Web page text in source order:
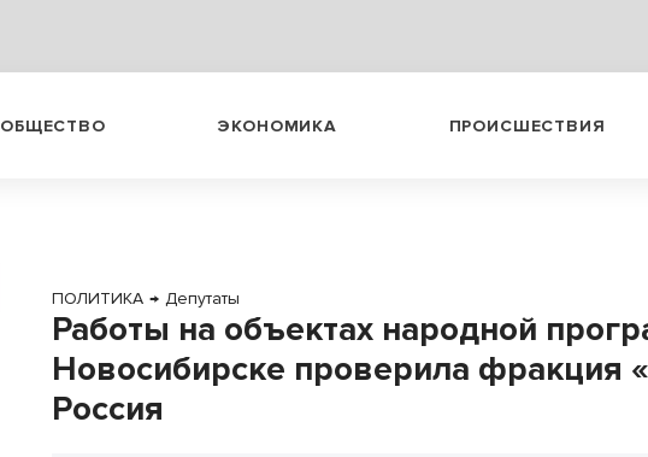
ОБЩЕСТВО ЭКОНОМИКА ПРОИСШЕСТВИЯ
ПОЛИТИКА → Депутаты
Работы на объектах народной
Новосибирске проверила фракция
Россия